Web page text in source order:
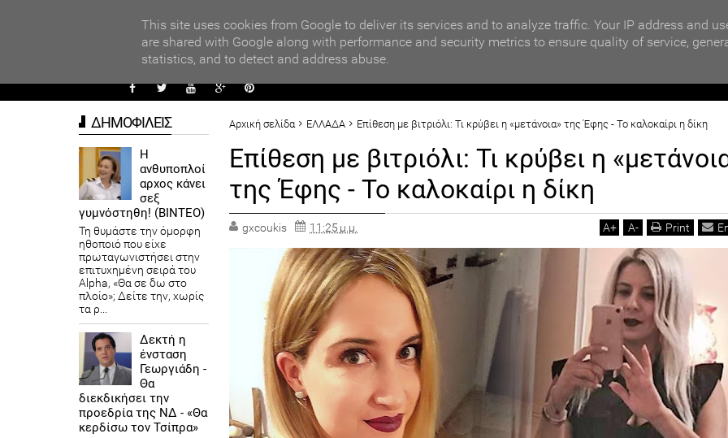
ΑΥΤΟΔΙΟΙΚΗΣΗ
Αρχική σελίδα ΕΛΛΑΔΑ Επίθεση με βιτριόλι: Τι κρύβει η «μετάνοια» της Έφης - Το καλοκαίρι η δίκη
Επίθεση με βιτριόλι: Τι κρύβει η
της Έφης - Το καλοκαίρι η δίκη
gxcoukis 11:25 μ.μ. A+ A- Print
ΔΗΜΟΦΙΛΕΙΣ
Η
ανθυποπλοί
αρχος κάνει
σεξ
γυμνόστηθη! (ΒΙΝΤΕΟ)
Τη θυμάστε την όμορφη
ηθοποιό που είχε
πρωταγωνιστήσει στην
επιτυχημένη σειρά του
Alpha, «Θα σε δω στο
πλοίο»; Δείτε την, χωρίς
τα ρ...
Δεκτή η
ένσταση
Γεωργιάδη -
Θα
διεκδικήσει την
προεδρία της ΝΔ - «Θα
κερδίσω τον Τσίπρα»
This site uses cookies from Google to deliver its services and to analyze traffic. Your IP address and
are shared with Google along with performance and security metrics to ensure quality of service,
statistics, and to detect and address abuse.